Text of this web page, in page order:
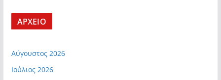
ΑΡΧΕΙΟ
Αύγουστος 2026
Ιούλιος 2026